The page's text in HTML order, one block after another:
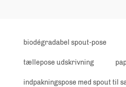
biodégradabel spout-pose
tællepose udskrivning
indpakningspose med spout til